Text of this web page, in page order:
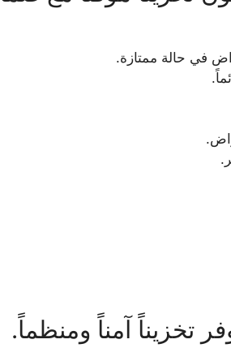
في حالة ممتازة.
تخزيناً آمناً ومنظماً.